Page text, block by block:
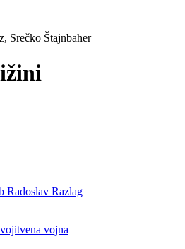
Srečko Štajnbaher
Radoslav Razlag
vojna